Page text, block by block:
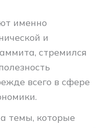
именно
и
стремился
всего в сфере
темы, которые